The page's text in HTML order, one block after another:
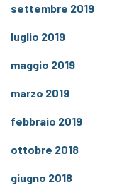
settembre 2019
luglio 2019
maggio 2019
marzo 2019
febbraio 2019
ottobre 2018
giugno 2018